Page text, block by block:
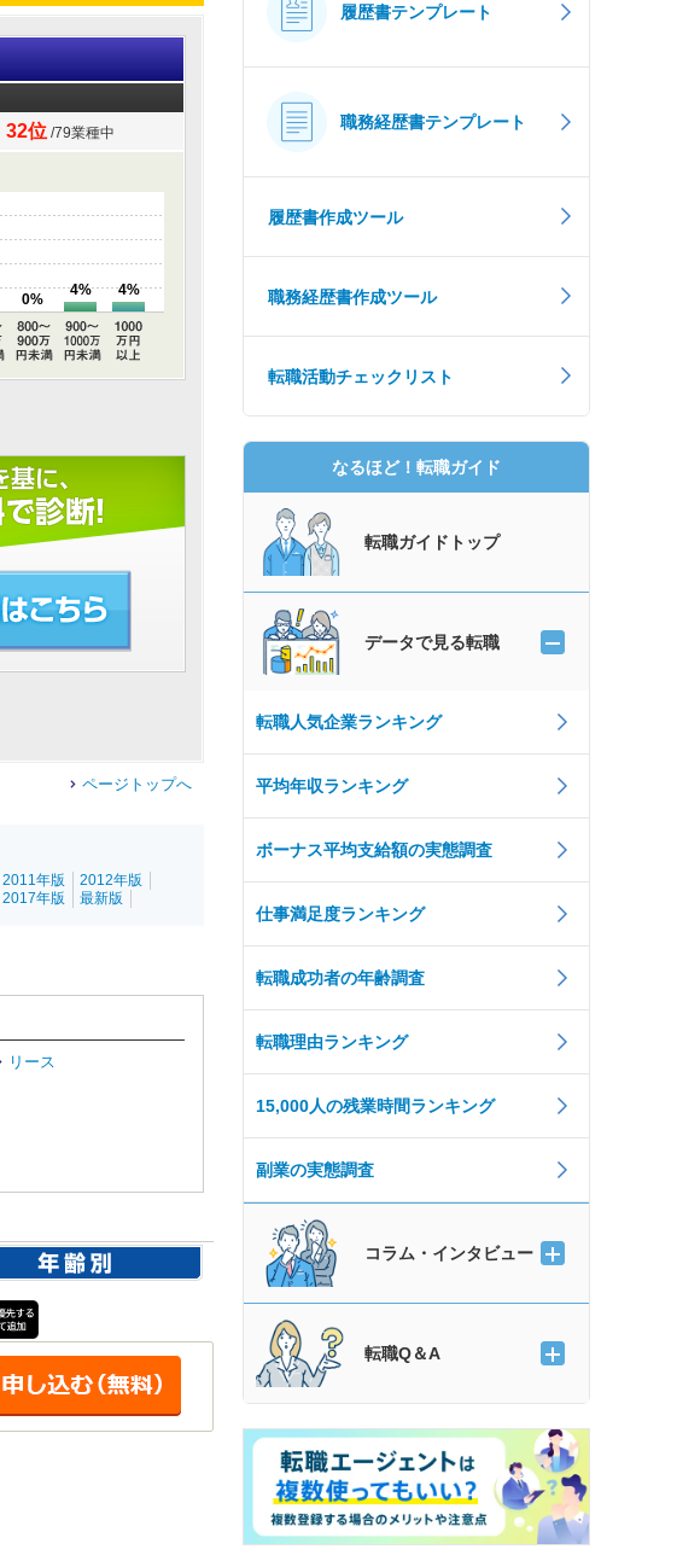
32位 /79業種中
0%
4% 4%
ページトップへ
2011年版
2012年版
2017年版 最新版
リース
履歴書テンプレート
職務経歴書テンプレート
履歴書作成ツール
職務経歴書作成ツール
転職活動チェックリスト
なるほど！転職ガイド
転職ガイドトップ
データで見る転職
転職人気企業ランキング
平均年収ランキング
ボーナス平均支給額の実態調査
仕事満足度ランキング
転職成功者の年齢調査
転職理由ランキング
15,000人の残業時間ランキング
副業の実態調査
コラム・インタビュー
転職Q＆A